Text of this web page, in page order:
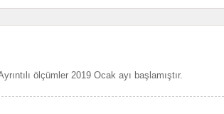
ölçümler 2019 Ocak ayı başlamıştır.